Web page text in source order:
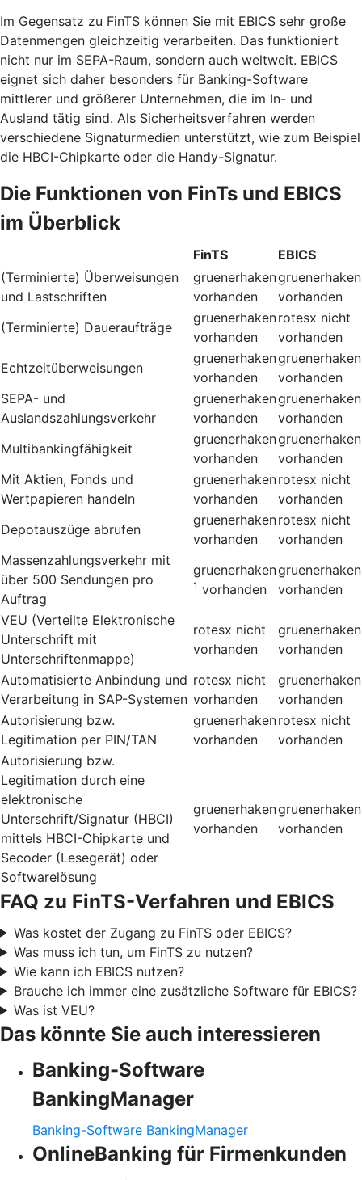
Im Gegensatz zu FinTS können Sie mit EBICS sehr große
Datenmengen gleichzeitig verarbeiten. Das funktioniert
nicht nur im SEPA-Raum, sondern auch weltweit. EBICS
eignet sich daher besonders für Banking-Software
mittlerer und größerer Unternehmen, die im In- und
Ausland tätig sind. Als Sicherheitsverfahren werden
verschiedene Signaturmedien unterstützt, wie zum Beispiel
die HBCI-Chipkarte oder die Handy-Signatur.
Die Funktionen von FinTs und EBICS
im Überblick
FinTS
EBICS
(Terminierte) Überweisungen
und Lastschriften
gruenerhaken
vorhanden
gruenerhaken
vorhanden
(Terminierte) Daueraufträge
gruenerhaken
vorhanden
rotesx nicht
vorhanden
Echtzeitüberweisungen
gruenerhaken
vorhanden
gruenerhaken
vorhanden
SEPA- und
Auslandszahlungsverkehr
gruenerhaken
vorhanden
gruenerhaken
vorhanden
Multibankingfähigkeit
gruenerhaken
vorhanden
gruenerhaken
vorhanden
Mit Aktien, Fonds und
Wertpapieren handeln
gruenerhaken
vorhanden
rotesx nicht
vorhanden
Depotauszüge abrufen
gruenerhaken
vorhanden
rotesx nicht
vorhanden
Massenzahlungsverkehr mit
über 500 Sendungen pro
Auftrag
gruenerhaken
1 vorhanden
gruenerhaken
vorhanden
VEU (Verteilte Elektronische
Unterschrift mit
Unterschriftenmappe)
rotesx nicht
vorhanden
gruenerhaken
vorhanden
Automatisierte Anbindung und
Verarbeitung in SAP-Systemen
rotesx nicht
vorhanden
gruenerhaken
vorhanden
Autorisierung bzw.
Legitimation per PIN/TAN
gruenerhaken
vorhanden
rotesx nicht
vorhanden
Autorisierung bzw.
Legitimation durch eine
elektronische
Unterschrift/Signatur (HBCI)
mittels HBCI-Chipkarte und
Secoder (Lesegerät) oder
Softwarelösung
gruenerhaken
vorhanden
gruenerhaken
vorhanden
FAQ zu FinTS-Verfahren und EBICS
Was kostet der Zugang zu FinTS oder EBICS?
Was muss ich tun, um FinTS zu nutzen?
Wie kann ich EBICS nutzen?
Brauche ich immer eine zusätzliche Software für EBICS?
Was ist VEU?
Das könnte Sie auch interessieren
Banking-Software
BankingManager
Banking-Software BankingManager
OnlineBanking für Firmenkunden